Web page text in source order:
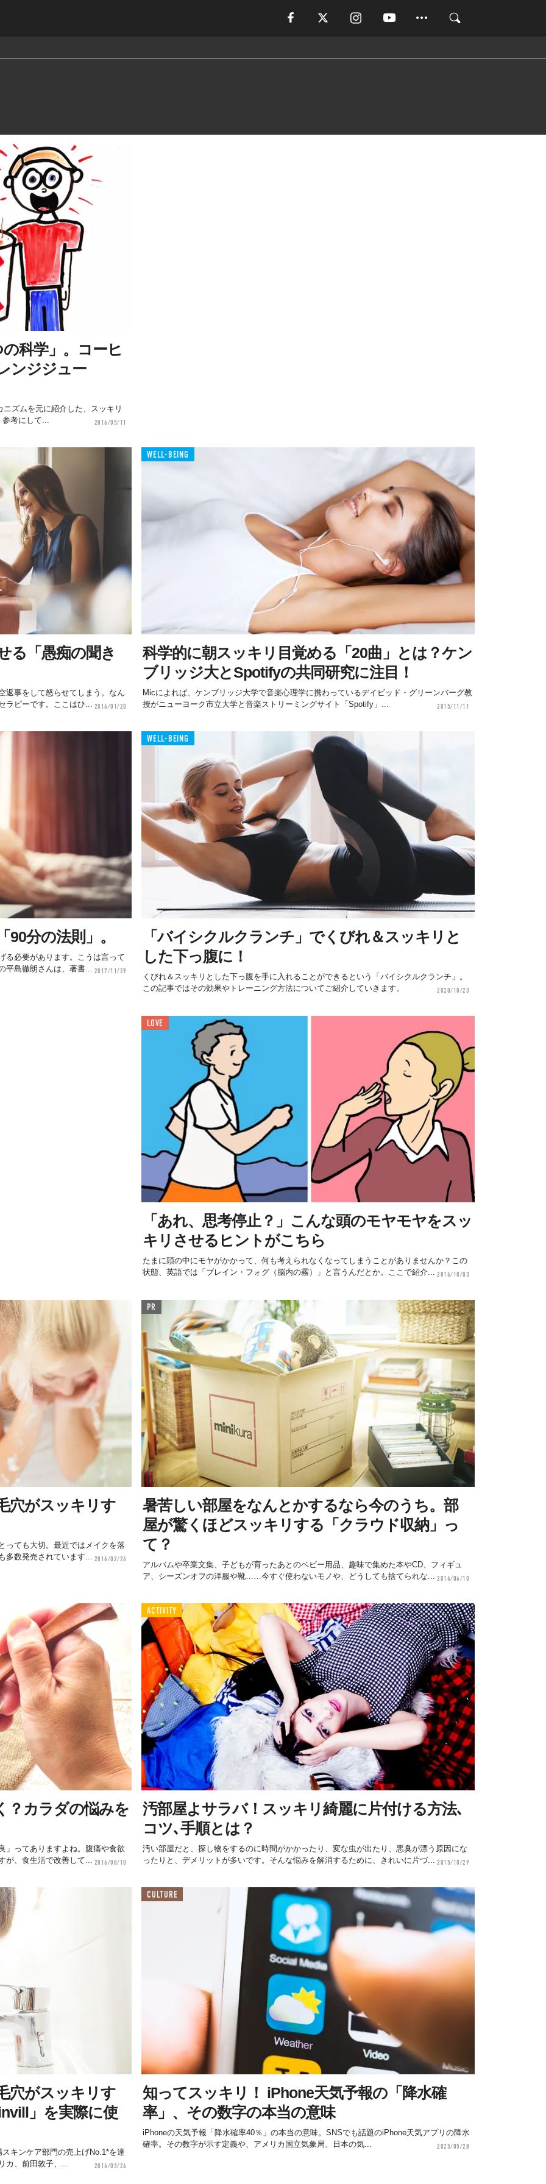
科学」。コーヒ
ンジジュー
ズムを元に紹介した、スッキリ
考にして...
2016/05/11
る「愚痴の聞き
返事をして怒らせてしまう。なん
ピーです。ここはひ...
2016/01/20
WELL-BEING
科学的に朝スッキリ目覚める「20曲」とは？ケン
ブリッジ大とSpotifyの共同研究に注目！
Micによれば、ケンブリッジ大学で音楽心理学に携わっているデイビッド・グリーンバーグ教
授がニューヨーク市立大学と音楽ストリーミングサイト「Spotify」...
2015/11/11
分の法則」。
る必要があります。こうは言って
平島徹朗さんは、著書... 2017/11/29
WELL-BEING
「バイシクルクランチ」でくびれ＆スッキリと
した下っ腹に！
くびれ＆スッキリとした下っ腹を手に入れることができるという「バイシクルクランチ」。
この記事ではその効果やトレーニング方法についてご紹介していきます。
2020/10/23
LOVE
「あれ、思考停止？」こんな頭のモヤモヤをスッ
キリさせるヒントがこちら
たまに頭の中にモヤがかかって、何も考えられなくなってしまうことがありませんか？この
状態、英語では「ブレイン・フォグ（脳内の霧）」と言うんだとか。ここで紹介... 2016/10/03
穴がスッキリす
っても大切。最近ではメイクを落
数発売されています...
2016/02/26
PR
暑苦しい部屋をなんとかするなら今のうち。部
屋が驚くほどスッキリする「クラウド収納」っ
て？
アルバムや卒業文集、子どもが育ったあとのベビー用品、趣味で集めた本やCD、フィギュ
ア、シーズンオフの洋服や靴……今すぐ使わないモノや、どうしても捨てられな...
2016/06/10
？カラダの悩みを
」ってありますよね。腹痛や食欲
、食生活で改善して...
2016/08/10
ACTIVITY
汚部屋よサラバ！スッキリ綺麗に片付ける方法､
コツ､手順とは？
汚い部屋だと、探し物をするのに時間がかかったり、変な虫が出たり、悪臭が漂う原因にな
ったりと、デメリットが多いです。そんな悩みを解消するために、きれいに片づ...
2015/10/29
穴がスッキリす
」を実際に使
キンケア部門の売上げNo.1*を達
カ、前田敦子、...
2016/03/24
CULTURE
知ってスッキリ！ iPhone天気予報の「降水確
率」、その数字の本当の意味
iPhoneの天気予報「降水確率40％」の本当の意味。SNSでも話題のiPhone天気アプリの降水
確率。その数字が示す定義や、アメリカ国立気象局、日本の気...
2025/05/28